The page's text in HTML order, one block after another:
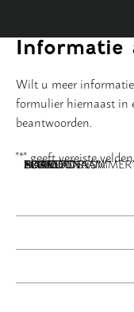
Informatie
Wilt u meer
formulier hiernaast in
beantwoorden.
"*" geeft vereiste
NAAM*
BEDRIJFSNAAM*
E-MAILADRES*
TELEFOONNUMMER
POSTCODE
ADRES
BERICHT*